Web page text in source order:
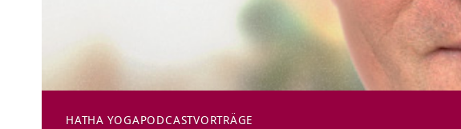
HATHA YOGAPODCASTVORTRÄGE